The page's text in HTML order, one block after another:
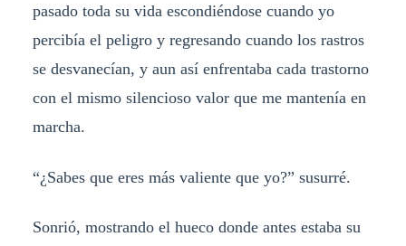
pasado toda su vida escondiéndose cuando yo
percibía el peligro y regresando cuando los rastros
se desvanecían, y aun así enfrentaba cada trastorno
con el mismo silencioso valor que me mantenía en
marcha.
“¿Sabes que eres más valiente que yo?” susurré.
Sonrió, mostrando el hueco donde antes estaba su